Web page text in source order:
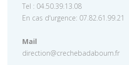
Tel : 04.50.39.13.08
En cas d'urgence: 07.82.61.99.21
Mail
direction@crechebadaboum.fr